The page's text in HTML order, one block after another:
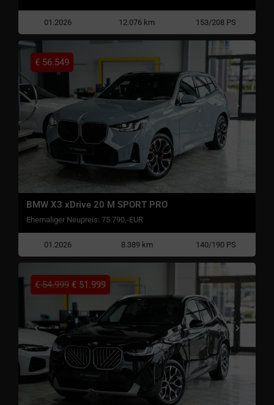
01.2026 12.076 km 153/208 PS
BMW X3 xDrive 20 M SPORT PRO
Ehemaliger Neupreis: 75.790,-EUR
€ 56.549
01.2026 8.389 km 140/190 PS
€54.999 € 51.999